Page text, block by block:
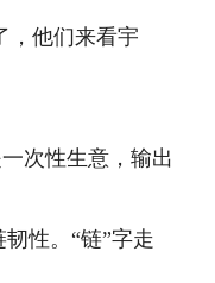
，他们来看宇
次性生意，输出
性。“链”字走